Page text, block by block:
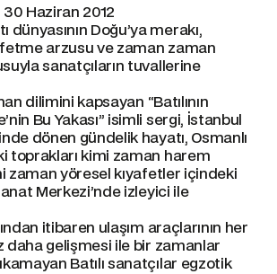
Haziran 2012
dünyasının Doğu’ya merakı,
arzusu ve zaman zaman
sanatçıların tuvallerine
dilimini kapsayan “Batılının
Bu Yakası” isimli sergi, İstanbul
dönen gündelik hayatı, Osmanlı
toprakları kimi zaman harem
zaman yöresel kıyafetler içindeki
Merkezi’nde izleyici ile
itibaren ulaşım araçlarının her
daha gelişmesi ile bir zamanlar
Batılı sanatçılar egzotik